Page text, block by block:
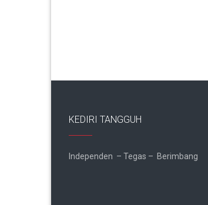
KEDIRI TANGGUH
Independen – Tegas – Berimbang